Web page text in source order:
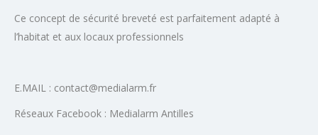
Ce concept de sécurité breveté est parfaitement adapté à
l’habitat et aux locaux professionnels
E.MAIL : contact@medialarm.fr
Réseaux Facebook : Medialarm Antilles